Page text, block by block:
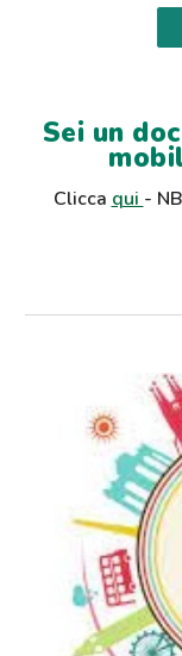
Sei un
Clicca qui -